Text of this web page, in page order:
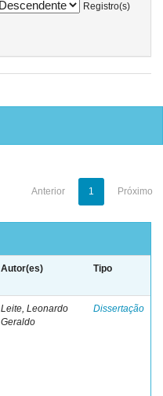
Registro(s)
Anterior 1 Próximo
Autor(es) Tipo
Leite, Leonardo
Geraldo
Dissertação